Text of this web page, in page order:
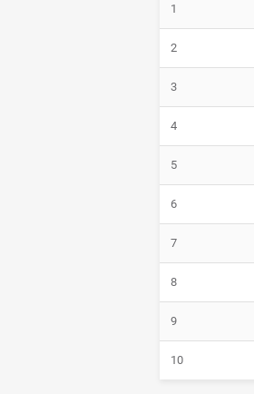
1
2
3
4
5
6
7
8
9
10